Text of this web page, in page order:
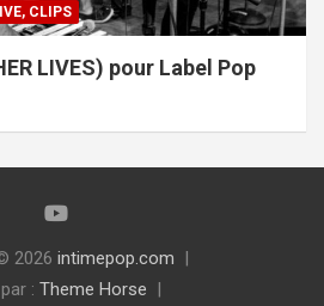
CLIPS
LIVES) pour Label Pop
2026 intimepop.com
: Theme Horse